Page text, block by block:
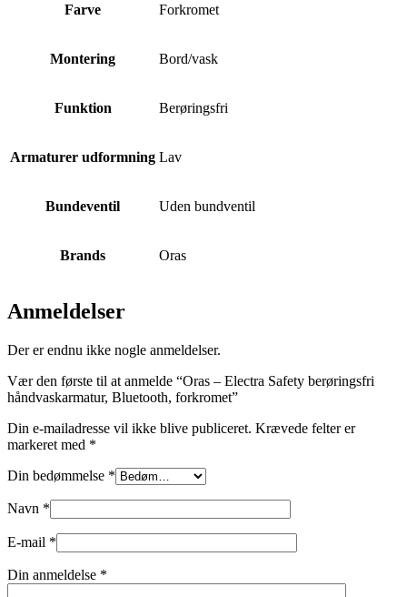
Farve Forkromet
Montering Bord/vask
Funktion Berøringsfri
Armaturer udformning Lav
Bundeventil Uden bundventil
Brands Oras
Anmeldelser
Der er endnu ikke nogle anmeldelser.
Vær den første til at anmelde “Oras – Electra Safety berøringsfri
håndvaskarmatur, Bluetooth, forkromet”
Din e-mailadresse vil ikke blive publiceret. Krævede felter er
markeret med *
Din bedømmelse *
Navn *
E-mail *
Din anmeldelse *